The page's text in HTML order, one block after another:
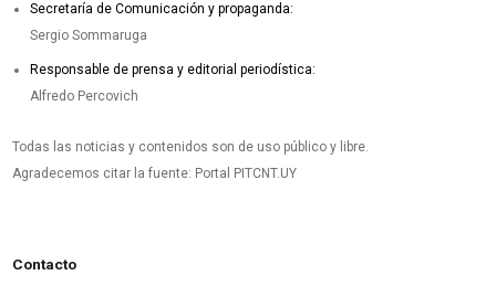
Secretaría de Comunicación y propaganda:
Sergio Sommaruga
Responsable de prensa y editorial periodística:
Alfredo Percovich
Todas las noticias y contenidos son de uso público y libre.
Agradecemos citar la fuente: Portal PITCNT.UY
Contacto